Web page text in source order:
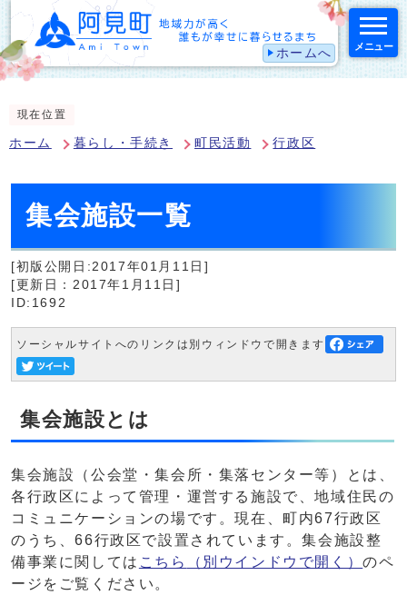
ホームへ メニュー
現在位置
ホーム 暮らし・手続き 町民活動 行政区
集会施設一覧
[初版公開日:2017年01月11日]
[更新日：2017年1月11日]
ID:1692
ソーシャルサイトへのリンクは別ウィンドウで開きます
集会施設とは
集会施設（公会堂・集会所・集落センター等）とは、
各行政区によって管理・運営する施設で、地域住民の
コミュニケーションの場です。現在、町内67行政区
のうち、66行政区で設置されています。集会施設整
備事業に関しては こちら （別ウインドウで開く）のペ
ージをご覧ください。